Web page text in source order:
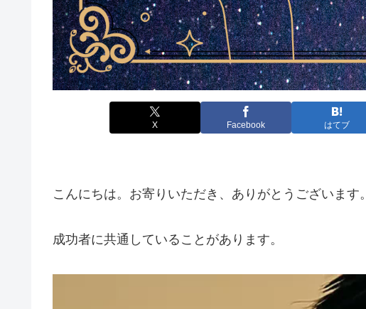
X Facebook はてブ
こんにちは。お寄りいただき、ありがとうございます。
成功者に共通していることがあります。